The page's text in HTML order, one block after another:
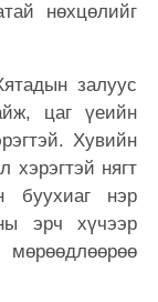
нөхцөлийг
залуус
цаг үеийн
Хувийн
нягт
буухиаг нэр
эрч хүчээр